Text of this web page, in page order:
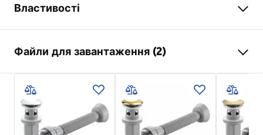
Властивості
Матеріал
Санітарна кераміка
Колір
Білий , Білий/Золотий
Оздоблення
Глянцевий
Довжина
360
Ширина
360мм
Файли для завантаження (2)
Інструкція з монтажу